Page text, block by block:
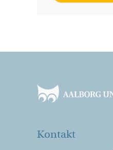
Kontakt